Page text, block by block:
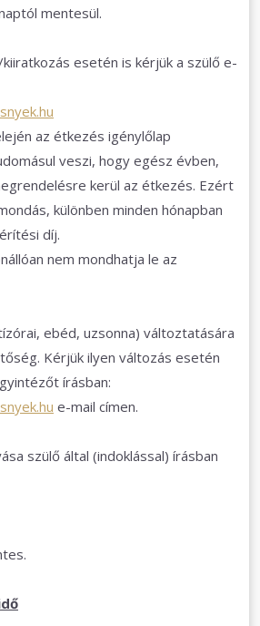
mentesül.
esetén is kérjük a szülő e-
az étkezés igénylőlap
veszi, hogy egész évben,
kerül az étkezés. Ezért
különben minden hónapban
díj.
nem mondhatja le az
ebéd, uzsonna) változtatására
Kérjük ilyen változás esetén
írásban:
e-mail címen.
szülő által (indoklással) írásban